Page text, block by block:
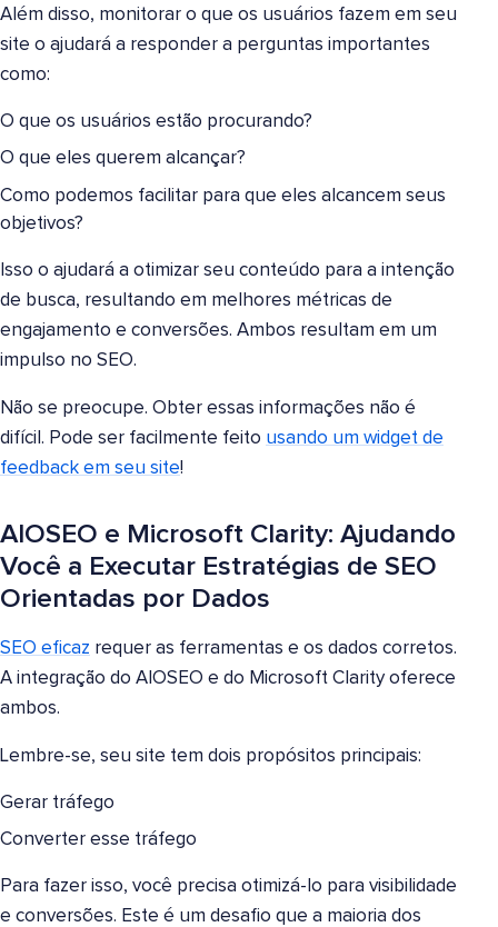
Além disso, monitorar o que os usuários fazem em seu
site o ajudará a responder a perguntas importantes
como:
O que os usuários estão procurando?
O que eles querem alcançar?
Como podemos facilitar para que eles alcancem seus
objetivos?
Isso o ajudará a otimizar seu conteúdo para a intenção
de busca, resultando em melhores métricas de
engajamento e conversões. Ambos resultam em um
impulso no SEO.
Não se preocupe. Obter essas informações não é
difícil. Pode ser facilmente feito usando um widget de
feedback em seu site!
AIOSEO e Microsoft Clarity: Ajudando
Você a Executar Estratégias de SEO
Orientadas por Dados
SEO eficaz requer as ferramentas e os dados corretos.
A integração do AIOSEO e do Microsoft Clarity oferece
ambos.
Lembre-se, seu site tem dois propósitos principais:
Gerar tráfego
Converter esse tráfego
Para fazer isso, você precisa otimizá-lo para visibilidade
e conversões. Este é um desafio que a maioria dos